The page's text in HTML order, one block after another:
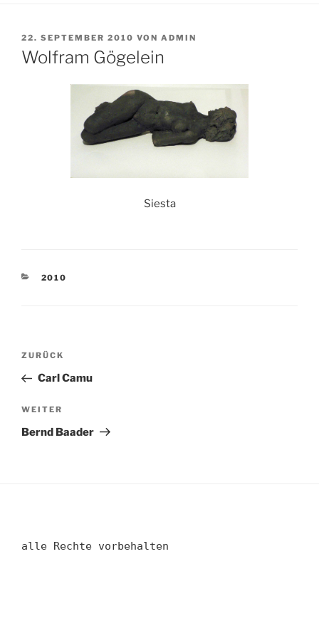
VERÖFFENTLICHT
AM
22. SEPTEMBER 2010 VON ADMIN
Wolfram Gögelein
Siesta
KATEGORIEN
2010
Beitragsnavigation
Vorheriger
Beitrag
ZURÜCK
Carl Camu
Nächster
Beitrag
WEITER
Bernd Baader
alle Rechte vorbehalten